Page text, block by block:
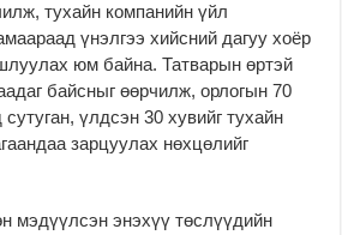
тухайн компанийн үйл
үнэлгээ хийсний дагуу хоёр
юм байна. Татварын өртэй
байсныг өөрчилж, орлогын 70
үлдсэн 30 хувийг тухайн
зарцуулах нөхцөлийг
мэдүүлсэн энэхүү төслүүдийн